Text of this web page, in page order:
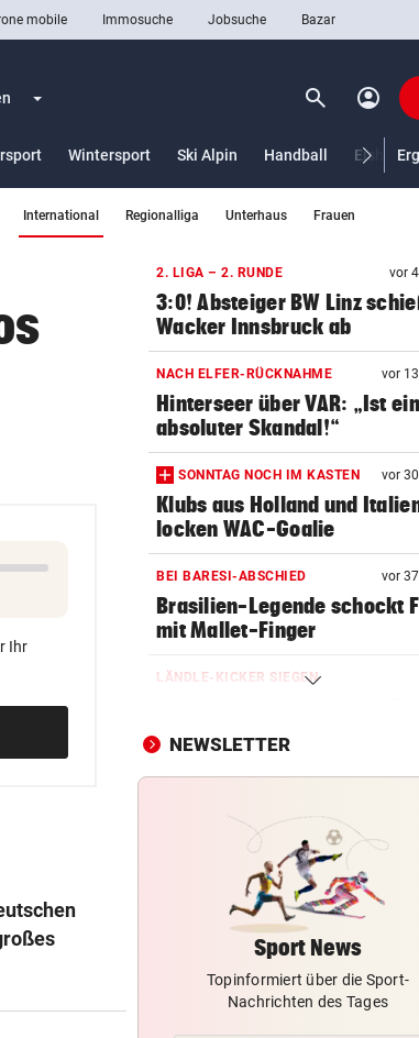
mobile Immosuche Jobsuche Bazar
Menü aufklappen search Suchen
account_circle
Wintersport Ski Alpin Handball
International Regionalliga Unterhaus Frauen
Ihr
2. LIGA – 2. RUNDE vor
3:0! Absteiger BW Linz
Wacker Innsbruck ab
NACH ELFER-RÜCKNAHME vor
Hinterseer über VAR: „Ist ein
absoluter Skandal!“
SONNTAG NOCH IM KASTEN vor
Klubs aus Holland und
locken WAC-Goalie
BEI BARESI-ABSCHIED vor
Brasilien-Legende schockt
mit Mallet-Finger
LÄNDLE-KICKER SIEGEN
gegen WSG Tirol
NACH WIEN AUF MYKONOS
gewährt private Einblicke
FUSSBALL-FANS FEIERN
Hochgefühle dank
eines Kult-Sponsors
LIEFERING VERLIERT
Enttäuschende Zweitliga-
NEWSLETTER
Sport News
Topinformiert über die Sport-
Nachrichten des Tages